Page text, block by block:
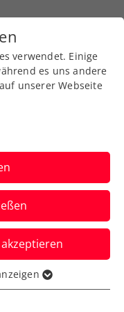
250-
23.07.2024
verwendet. Einige
es uns andere
unserer Webseite